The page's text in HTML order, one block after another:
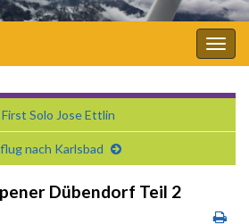
First Solo Jose Ettlin
nach Karlsbad
Dübendorf Teil 2